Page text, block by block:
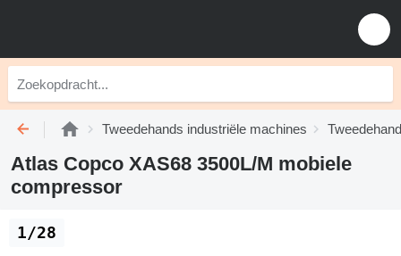
Tweedehands industriële machines
Atlas Copco XAS68 3500L/M mobiele
compressor
1/28